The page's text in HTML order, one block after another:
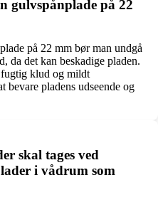
gulvspånplade på 22
på 22 mm bør man undgå
da det kan beskadige pladen.
klud og mildt
bevare pladens udseende og
skal tages ved
i vådrum som